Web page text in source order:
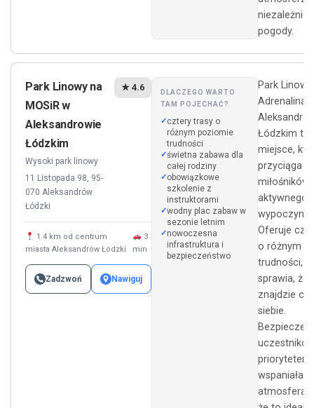
niezależnie
pogody.
Park Linowy na
MOSiR w
Aleksandrowie
Łódzkim
Wysoki park linowy
11 Listopada 98, 95-
070 Aleksandrów
Łódzki
★ 4.6
1.4 km od centrum
miasta Aleksandrów Łódzki
3
min
Zadzwoń Nawiguj
DLACZEGO WARTO
TAM POJECHAĆ?
cztery trasy o
różnym poziomie
trudności
świetna zabawa dla
całej rodziny
obowiązkowe
szkolenie z
instruktorami
wodny plac zabaw w
sezonie letnim
nowoczesna
infrastruktura i
bezpieczeństwo
Park Linowy
Adrenalina
Łódzkim to
miejsce,
przyciąga
miłośników
aktywnego
Oferuje
o różnym
trudności,
sprawia, że
znajdzie
siebie.
wspaniała
atmosfera